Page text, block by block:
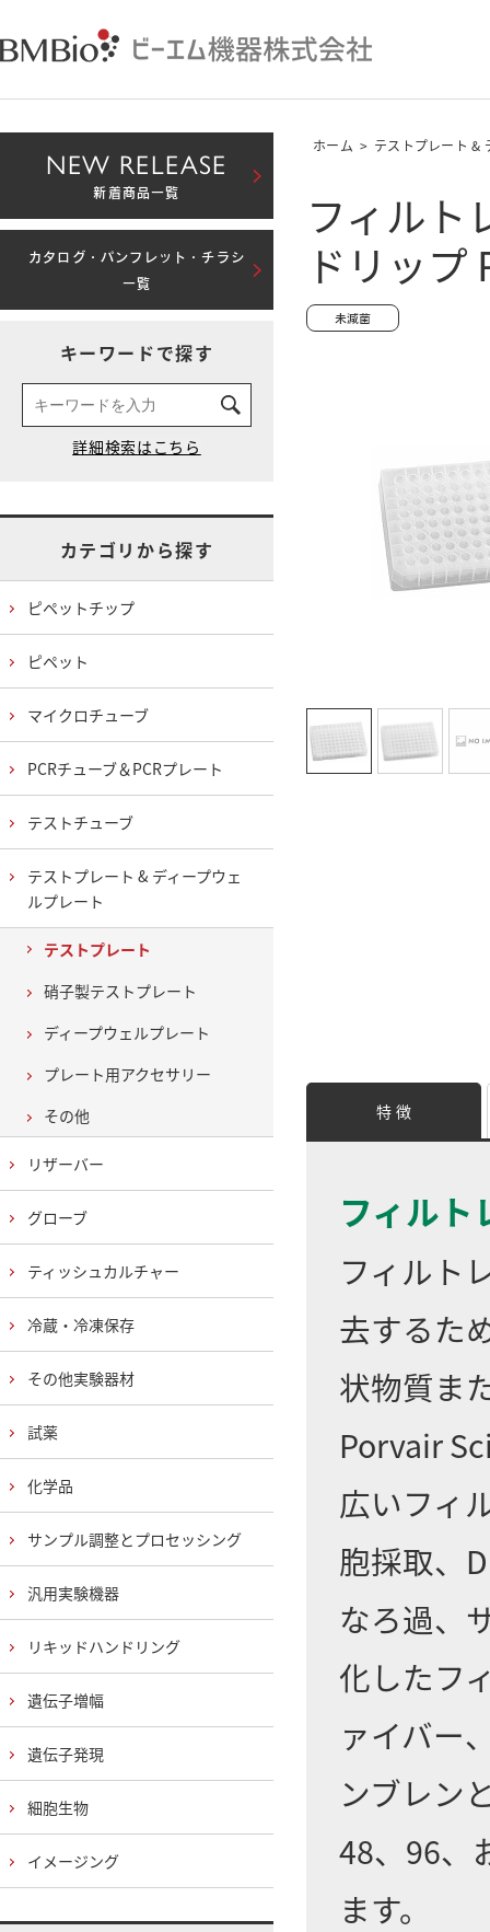
ホーム > テストプレート &
フィルト
ドリップ
特 徴
フィルト
フィルト
去するた
状物質ま
Porvair
広いフィ
胞採取、
なろ過、
化したフ
ァイバー
ンブレン
48、96、
ます。
NEW RELEASE
新着商品一覧
カタログ・パンフレット・チラシ
一覧
キーワードで探す
カテゴリから探す
ピペットチップ
ピペット
マイクロチューブ
PCRチューブ＆PCRプレート
テストチューブ
テストプレート & ディープウェ
ルプレート
テストプレート
硝子製テストプレート
ディープウェルプレート
プレート用アクセサリー
その他
リザーバー
グローブ
ティッシュカルチャー
冷蔵・冷凍保存
その他実験器材
試薬
化学品
サンプル調整とプロセッシング
汎用実験機器
リキッドハンドリング
遺伝子増幅
遺伝子発現
細胞生物
イメージング